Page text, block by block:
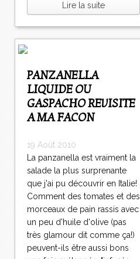
Lire la suite
PANZANELLA
LIQUIDE OU
GASPACHO REVISITE
A MA FACON
19 Août 2010
La panzanella est vraiment la
salade la plus surprenante
que j'ai pu découvrir en Italie!
Comment des tomates et des
morceaux de pain rassis avec
un peu d'huile d'olive (pas
très glamour dit comme ça!)
peuvent-ils être aussi bons